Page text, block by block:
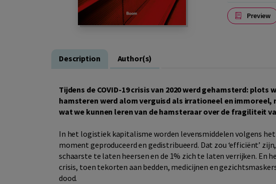
Preview
Description Author(s)
Tijdens de COVID-19 crisis van 2020 werd gehamsterd:
hamsteren werd alom verguisd als irrationeel en immoreel,
wat we kunnen leren van de hamsteraar over de fragiliteit
In het logistiek kapitalisme worden levensmiddelen volgens
moment geproduceerd en gedistribueerd. Dat zou ‘efficiënt’
schaarste te laten heersen en de 1% zich te laten verrijken. En
crisis, toen tekorten aan bedden, medicijnen en
dood.